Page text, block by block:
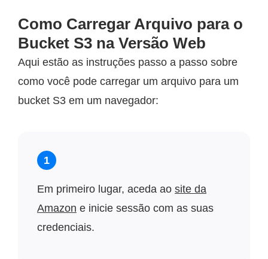
Como Carregar Arquivo para o
Bucket S3 na Versão Web
Aqui estão as instruções passo a passo sobre
como você pode carregar um arquivo para um
bucket S3 em um navegador:
1
Em primeiro lugar, aceda ao site da
Amazon e inicie sessão com as suas
credenciais.